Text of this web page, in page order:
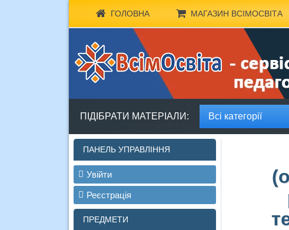
ГОЛОВНА МАГАЗИН ВСІМОСВІТА
ПІДІБРАТИ МАТЕРІАЛИ: Всі категорії
ПАНЕЛЬ УПРАВЛІННЯ
Увійти
Реєстрація
ПРЕДМЕТИ